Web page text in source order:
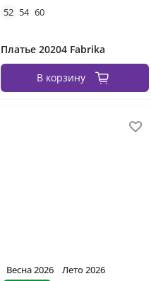
52 54 60
Платье 20204 Fabrika
В корзину
Весна 2026
Лето 2026